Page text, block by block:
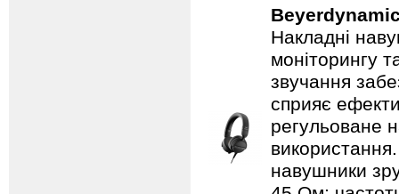
Накладні
моніторингу
звучання
сприяє
регульоване
навушники